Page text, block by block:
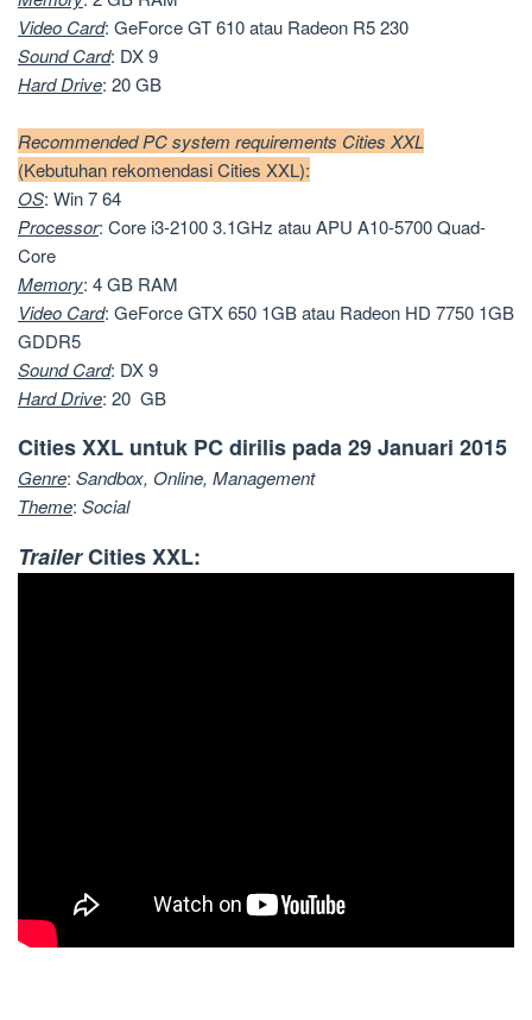
Video Card: GeForce GT 610 atau Radeon R5 230
Sound Card: DX 9
Hard Drive: 20 GB
Recommended PC system requirements Cities XXL
(Kebutuhan rekomendasi Cities XXL):
OS: Win 7 64
Processor: Core i3-2100 3.1GHz atau APU A10-5700 Quad-
Core
Memory: 4 GB RAM
Video Card: GeForce GTX 650 1GB atau Radeon HD 7750 1GB
GDDR5
Sound Card: DX 9
Hard Drive: 20 GB
Cities XXL untuk PC dirilis pada 29 Januari 2015
Genre: Sandbox, Online, Management
Theme: Social
TrailerCities XXL: